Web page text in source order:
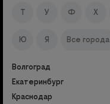
Т У Ф Х
Ю Я Все города
Волгоград
Екатеринбург
Краснодар